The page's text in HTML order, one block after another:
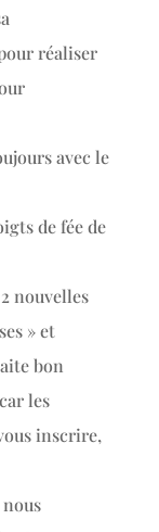
réaliser
avec le
de fée de
nouvelles
» et
bon
les
inscrire,